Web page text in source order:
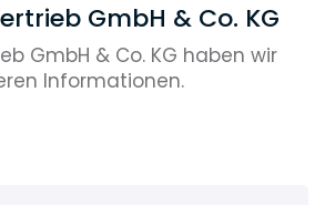
GmbH & Co. KG
GmbH & Co. KG haben wir
Informationen.